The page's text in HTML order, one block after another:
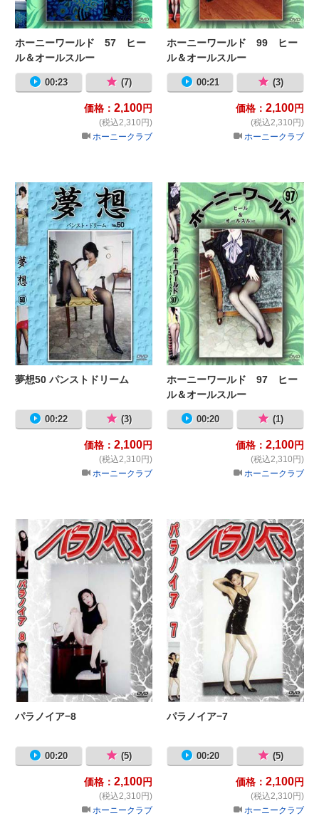
ホーニーワールド 57 ヒー
ル＆オールスルー
00:23 (7)
価格： 2,100円
(税込2,310円)
ホーニークラブ
ホーニーワールド 99 ヒー
ル＆オールスルー
00:21 (3)
価格： 2,100円
(税込2,310円)
ホーニークラブ
夢想50 パンストドリーム
夢想50 パンストドリーム
00:22 (3)
価格： 2,100円
(税込2,310円)
ホーニークラブ
ホ
ホーニーワールド 97 ヒー
ル＆オールスルー
00:20 (1)
価格： 2,100円
(税込2,310円)
ホーニークラブ
パラノイア−8
パラノイア−8
00:20 (5)
価格： 2,100円
(税込2,310円)
ホーニークラブ
パ
パラノイア−7
00:20 (5)
価格： 2,100円
(税込2,310円)
ホーニークラブ